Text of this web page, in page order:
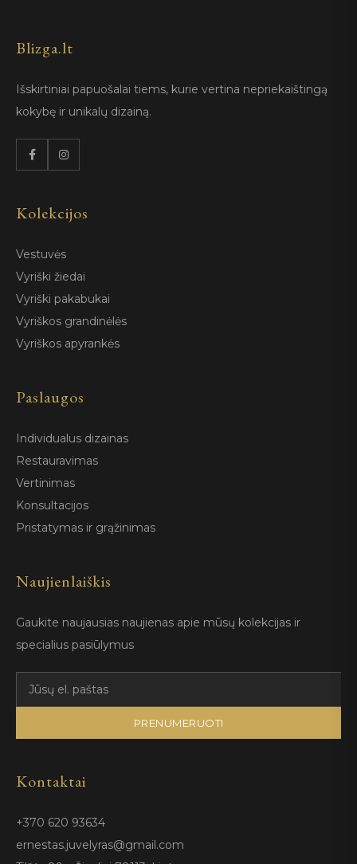
Blizga.lt
Išskirtiniai papuošalai tiems, kurie vertina nepriekaištingą
kokybę ir unikalų dizainą.
Kolekcijos
Vestuvės
Vyriški žiedai
Vyriški pakabukai
Vyriškos grandinėlės
Vyriškos apyrankės
Paslaugos
Individualus dizainas
Restauravimas
Vertinimas
Konsultacijos
Pristatymas ir grąžinimas
Naujienlaiškis
Gaukite naujausias naujienas apie mūsų kolekcijas ir
specialius pasiūlymus
PRENUMERUOTI
Kontaktai
+370 620 93634
ernestas.juvelyras@gmail.com